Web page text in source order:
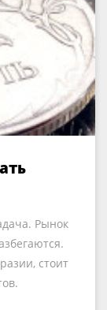
Рынок
стоит